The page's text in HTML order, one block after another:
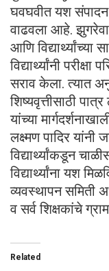
घवघवीत यश
वाढवला आहे.
आणि
विद्यार्थ्यांनी
सराव केला. त्यात अनु
शिष्यवृत्तीसाठी
यांच्या
लक्ष्मण पादिर
विद्यार्थ्यांकडून
विद्यार्थ्यांना यश
व्यवस्थापन समिती
व सर्व शिक्षकांचे
Related